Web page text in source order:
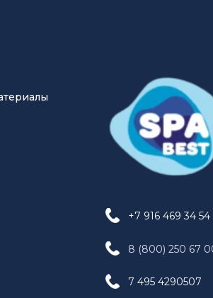
+7 916 469 34 54
8 (800) 250 67
7 495 4290507